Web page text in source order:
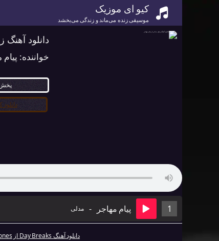
کیو ای موزیک
موسیقی زنده می‌ماند و زندگی می‌بخشد
دانلود آهنگ
خواننده: پیام
پخش
دانلود
1 پیام مهاجر - مدلی
دانلود آهنگ Day Breaks از Norah Jones